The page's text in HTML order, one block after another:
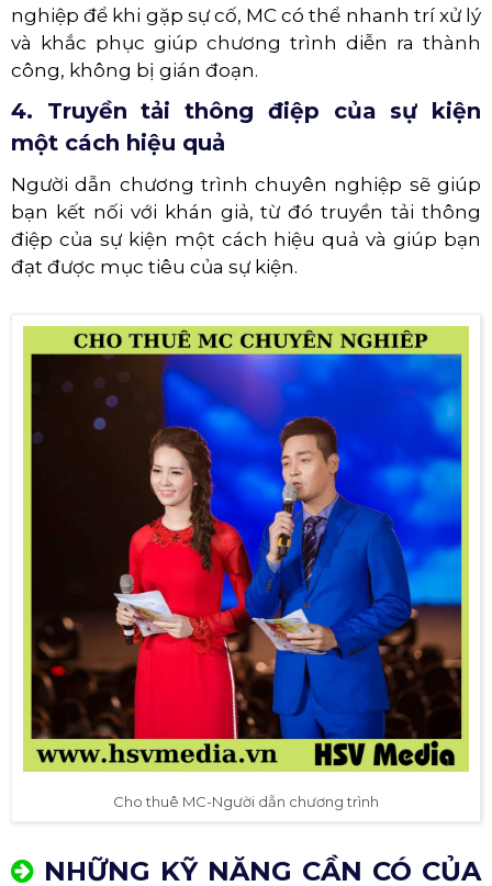
nghiệp để khi gặp sự cố, MC có thể nhanh trí xử lý
và khắc phục giúp chương trình diễn ra thành
công, không bị gián đoạn.
4. Truyền tải thông điệp của sự kiện
một cách hiệu quả
Người dẫn chương trình chuyên nghiệp sẽ giúp
bạn kết nối với khán giả, từ đó truyền tải thông
điệp của sự kiện một cách hiệu quả và giúp bạn
đạt được mục tiêu của sự kiện.
Cho thuê MC-Người dẫn chương trình
NHỮNG KỸ NĂNG CẦN CÓ CỦA